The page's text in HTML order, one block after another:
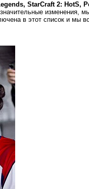
StarCraft 2: HotS,
изменения,
в этот список и мы